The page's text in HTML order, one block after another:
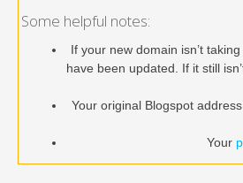
Some helpful notes:
If your new domain isn’t
have been updated. If it still
Your original Blogspot
Your